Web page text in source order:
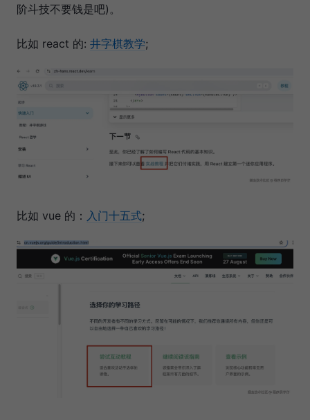
阶斗技不要钱是吧)。
比如 react 的: 井字棋教学;
比如 vue 的： 入门十五式;